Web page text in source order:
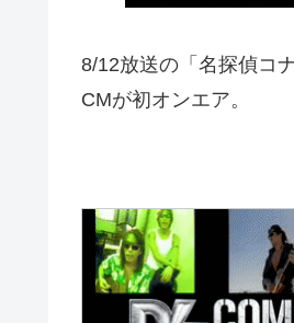
8/12放送の「名探偵コ
CMが初オンエア。